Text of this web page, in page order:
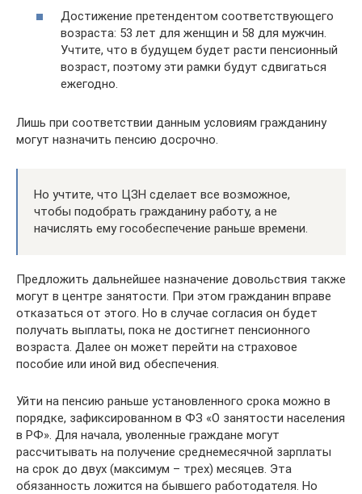
Достижение претендентом соответствующего
возраста: 53 лет для женщин и 58 для мужчин.
Учтите, что в будущем будет расти пенсионный
возраст, поэтому эти рамки будут сдвигаться
ежегодно.
Лишь при соответствии данным условиям гражданину
могут назначить пенсию досрочно.
Но учтите, что ЦЗН сделает все возможное,
чтобы подобрать гражданину работу, а не
начислять ему гособеспечение раньше времени.
Предложить дальнейшее назначение довольствия также
могут в центре занятости. При этом гражданин вправе
отказаться от этого. Но в случае согласия он будет
получать выплаты, пока не достигнет пенсионного
возраста. Далее он может перейти на страховое
пособие или иной вид обеспечения.
Уйти на пенсию раньше установленного срока можно в
порядке, зафиксированном в ФЗ «О занятости населения
в РФ». Для начала, уволенные граждане могут
рассчитывать на получение среднемесячной зарплаты
на срок до двух (максимум – трех) месяцев. Эта
обязанность ложится на бывшего работодателя. Но